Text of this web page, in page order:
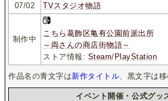
07/02
TVスタジオ物語
制作中
こちら葛飾区亀有公園前派出所
～両さんの商店街物語～
ストア情報: Steam/PlayStation
作品名の青文字は新作タイトル 、黒文字は
イベント開催・公式グッ